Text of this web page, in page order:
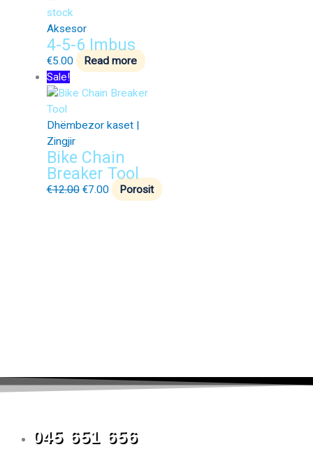
stock
Aksesor
4-5-6 Imbus
€5.00
Read more
Sale!
Dhëmbezor kaset |
Zingjir
Bike Chain
Breaker Tool
€12.00 €7.00 Porosit
045 651 656